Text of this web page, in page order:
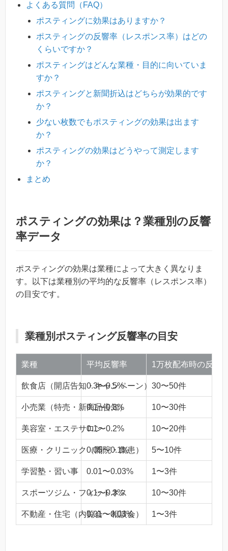
よくある質問（FAQ）
ポスティングに効果はありますか？
ポスティングの反響率（レスポンス率）はどの
くらいですか？
ポスティングはどんな業種・目的に向いていま
すか？
ポスティングと新聞折込はどちらが効果的です
か？
少ない枚数でもポスティングの効果は出ます
か？
ポスティングの効果はどうやって測定します
か？
まとめ
ポスティングの効果は？業種別の反響
率データ
ポスティングの効果は業種によって大きく異なりま
す。以下は業種別の平均的な反響率（レスポンス率）
の目安です。
業種別ポスティング反響率の目安
業種 平均反響率 1万枚配布時の反響
飲食店（開店告知・キャンペーン）
0.3〜0.5% 30〜50件
小売業（特売・新商品告知）
0.1〜0.3% 10〜30件
美容室・エステサロン0.1〜0.2% 10〜20件
医療・クリニック（開院・集患）
0.05〜0.1% 5〜10件
学習塾・習い事 0.01〜0.03% 1〜3件
スポーツジム・フィットネス
0.1〜0.3% 10〜30件
不動産・住宅（内覧会・相談会）
0.01〜0.03% 1〜3件